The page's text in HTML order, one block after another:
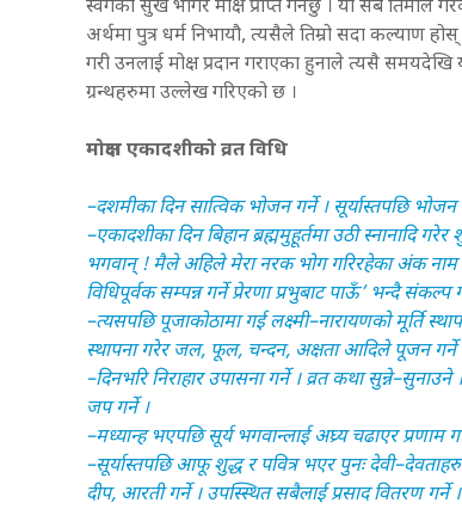
स्वर्गको सुख भोगेर मोक्ष प्राप्त गर्नेछु । यो सबै
अर्थमा पुत्र धर्म निभायौ, त्यसैले तिम्रो सदा कल्याण
गरी उनलाई मोक्ष प्रदान गराएका हुनाले त्यसै समयदेखि
ग्रन्थहरुमा उल्लेख गरिएको छ ।
मोक्षदा एकादशीको व्रत विधि
–दशमीका दिन सात्विक भोजन गर्ने । सूर्यास्तपछि भोजन
–एकादशीका दिन बिहान ब्रह्ममुहूर्तमा उठी स्नानादि
भगवान् ! मैले अहिले मेरा नरक भोग गरिरहेका अंक नाम
विधिपूर्वक सम्पन्न गर्ने प्रेरणा प्रभुबाट पाऊँ’ भन्दै संकल्प
–त्यसपछि पूजाकोठामा गई लक्ष्मी–नारायणको मूर्ति
स्थापना गरेर जल, फूल, चन्दन, अक्षता आदिले पूजन गर्ने
–दिनभरि निराहार उपासना गर्ने । व्रत कथा
जप गर्ने ।
–मध्यान्ह भएपछि सूर्य भगवान्लाई अघ्र्य चढाएर प्रणाम
–सूर्यास्तपछि आफू शुद्ध र पवित्र भएर पुनः
दीप, आरती गर्ने । उपस्स्थित सबैलाई प्रसाद वितरण